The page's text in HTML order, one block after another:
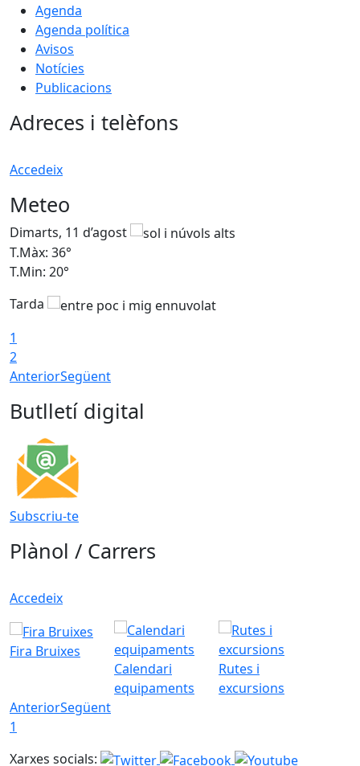
Agenda
Agenda política
Avisos
Notícies
Publicacions
Adreces i telèfons
Accedeix
Meteo
Dimarts, 11 d’agost
T.Màx: 36°
T.Min: 20°
Tarda
1
2
AnteriorSegüent
Butlletí digital
Subscriu-te
Plànol / Carrers
Accedeix
Fira Bruixes
Calendari
equipaments
Rutes i
excursions
AnteriorSegüent
1
Xarxes socials: